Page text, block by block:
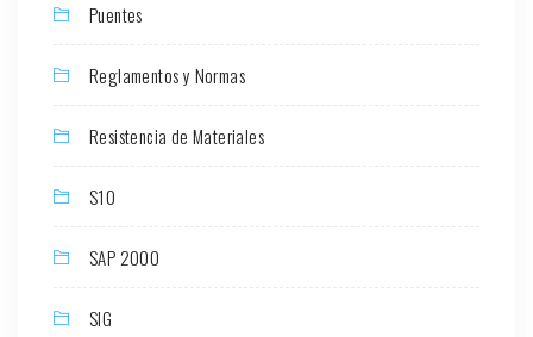
Puentes
Reglamentos y Normas
Resistencia de Materiales
S10
SAP 2000
SIG